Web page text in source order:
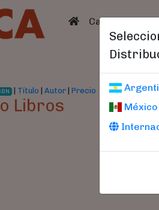
(current)
Catálogo
México
Título |Autor |Precio
Libros